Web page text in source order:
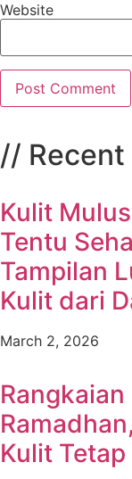
Website
// Recent
Kulit
Tentu
Tampilan
Kulit dari
March 2, 2026
Kulit